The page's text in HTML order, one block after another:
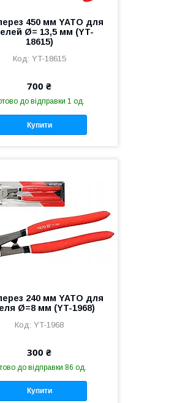
450 мм YATO для
Ø= 13,5 мм (YT-
18615)
YT-18615
700 ₴
до відправки 1 од.
Купити
240 мм YATO для
Ø=8 мм (YT-1968)
YT-1968
300 ₴
до відправки 86 од.
Купити